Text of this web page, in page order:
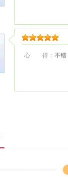
心 得： 不错